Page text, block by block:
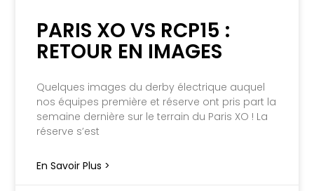
PARIS XO VS RCP15 :
RETOUR EN IMAGES
Quelques images du derby électrique auquel
nos équipes première et réserve ont pris part la
semaine dernière sur le terrain du Paris XO ! La
réserve s’est
En Savoir Plus >